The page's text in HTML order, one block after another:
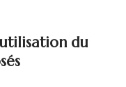
du